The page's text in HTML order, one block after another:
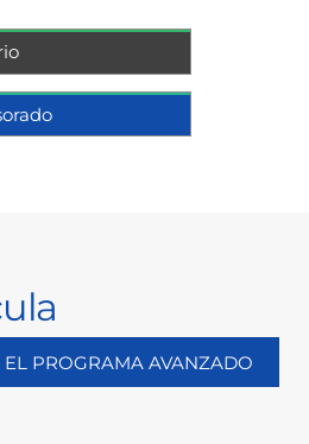
PROGRAMA AVANZADO